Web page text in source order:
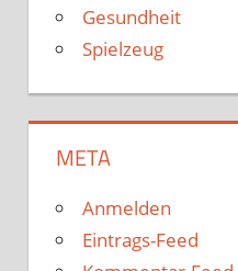
Gesundheit
Spielzeug
META
Anmelden
Eintrags-Feed